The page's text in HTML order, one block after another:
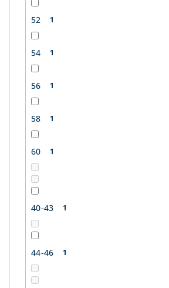
52 1
54 1
56 1
58 1
60 1
40-43 1
44-46 1